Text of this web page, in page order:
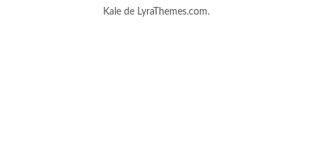
Kalede LyraThemes.com.